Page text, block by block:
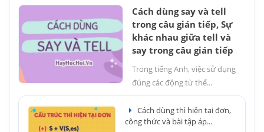
Cách dùng say và tell
trong câu gián tiếp, Sự
khác nhau giữa tell và
say trong câu gián tiếp
Trong tiếng Anh, việc sử dụng
đúng các động từ thể...
Cách dùng thì hiện tại đơn,
công thức và bài tập áp...